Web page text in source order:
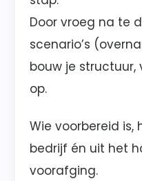
Door vroeg na te
scenario’s
bouw je
op.
Wie voorbereid is,
bedrijf én uit het
voorafging.